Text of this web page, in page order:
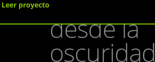
Leer proyecto
desde la
oscuridad